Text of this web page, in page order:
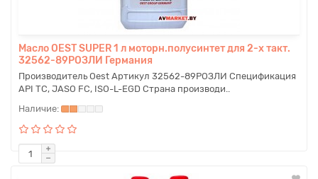
Масло OEST SUPER 1 л моторн.полусинтет для 2-х такт.
32562-89РОЗЛИ Германия
Производитель Oest Артикул 32562-89РОЗЛИ Спецификация
API TC, JASO FC, ISO-L-EGD Страна производи..